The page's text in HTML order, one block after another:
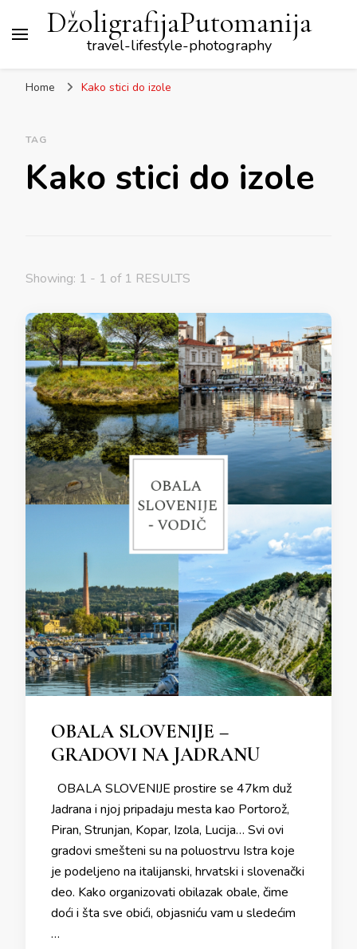
DžoligrafijaPutomanija
travel-lifestyle-photography
Home Kako stici do izole
TAG
Kako stici do izole
Showing: 1 - 1 of 1 RESULTS
OBALA SLOVENIJE –
GRADOVI NA JADRANU
OBALA SLOVENIJE prostire se 47km duž
Jadrana i njoj pripadaju mesta kao Portorož,
Piran, Strunjan, Kopar, Izola, Lucija… Svi ovi
gradovi smešteni su na poluostrvu Istra koje
je podeljeno na italijanski, hrvatski i slovenački
deo. Kako organizovati obilazak obale, čime
doći i šta sve obići, objasniću vam u sledećim
…